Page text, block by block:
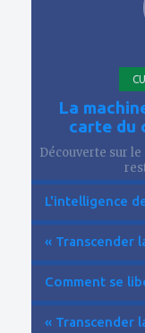
La
carte du
Découverte sur
L'intelligence
« Transcender
Comment se
« Transcender